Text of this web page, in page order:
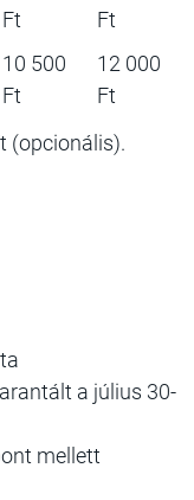
Ft
Ft
10 500
Ft
12 000
Ft
(opcionális).
a július 30-
mellett